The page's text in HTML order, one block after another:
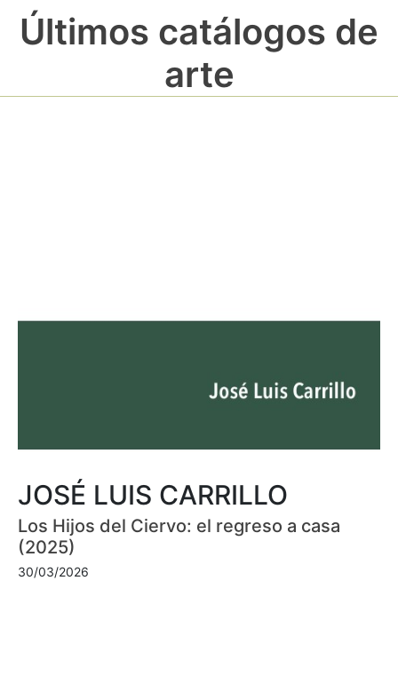
Últimos catálogos de
arte
JOSÉ LUIS CARRILLO
Los Hijos del Ciervo: el regreso a casa
(2025)
30/03/2026